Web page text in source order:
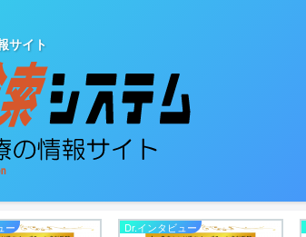
サイト
ー Dr.インタビュー